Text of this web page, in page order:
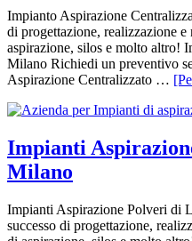
Impianto Aspirazione
di progettazione, realizzazione
aspirazione, silos e molto altro!
Milano Richiedi un preventivo
Aspirazione Centralizzato …
Impianti
Milano
Impianti Aspirazione Polveri di
successo di progettazione,